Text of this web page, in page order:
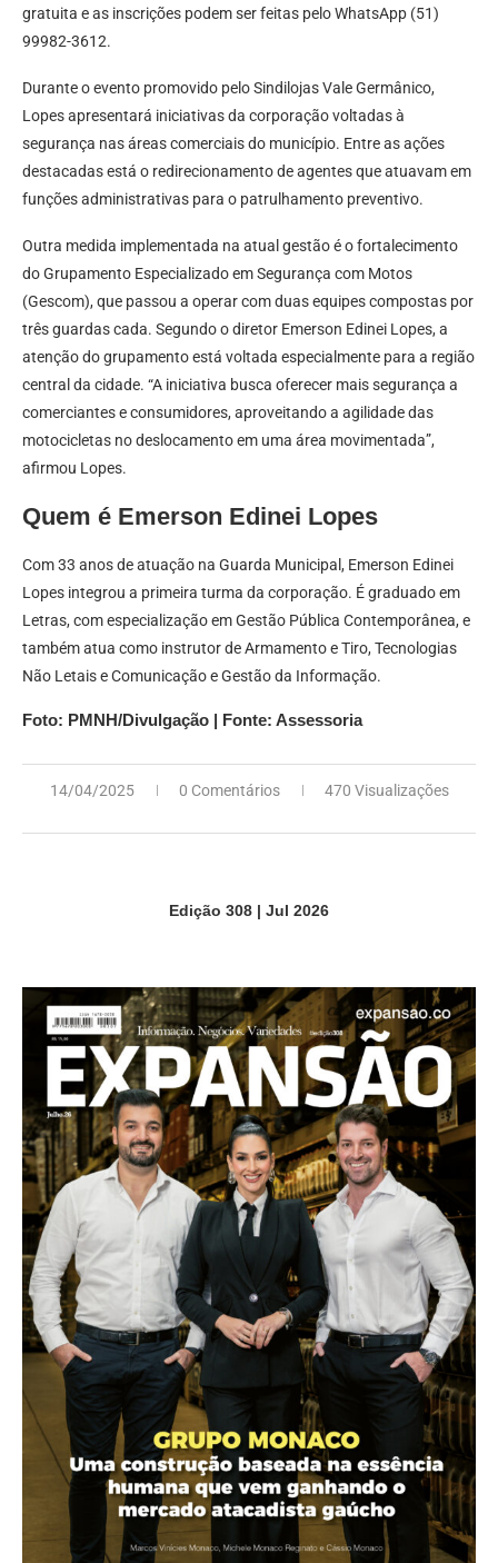
gratuita e as inscrições podem ser feitas pelo WhatsApp (51)
99982-3612.
Durante o evento promovido pelo Sindilojas Vale Germânico,
Lopes apresentará iniciativas da corporação voltadas à
segurança nas áreas comerciais do município. Entre as ações
destacadas está o redirecionamento de agentes que atuavam em
funções administrativas para o patrulhamento preventivo.
Outra medida implementada na atual gestão é o fortalecimento
do Grupamento Especializado em Segurança com Motos
(Gescom), que passou a operar com duas equipes compostas por
três guardas cada. Segundo o diretor Emerson Edinei Lopes, a
atenção do grupamento está voltada especialmente para a região
central da cidade. “A iniciativa busca oferecer mais segurança a
comerciantes e consumidores, aproveitando a agilidade das
motocicletas no deslocamento em uma área movimentada”,
afirmou Lopes.
Quem é Emerson Edinei Lopes
Com 33 anos de atuação na Guarda Municipal, Emerson Edinei
Lopes integrou a primeira turma da corporação. É graduado em
Letras, com especialização em Gestão Pública Contemporânea, e
também atua como instrutor de Armamento e Tiro, Tecnologias
Não Letais e Comunicação e Gestão da Informação.
Foto: PMNH/Divulgação | Fonte: Assessoria
14/04/2025 0 Comentários 470 Visualizações
Edição 308 | Jul 2026